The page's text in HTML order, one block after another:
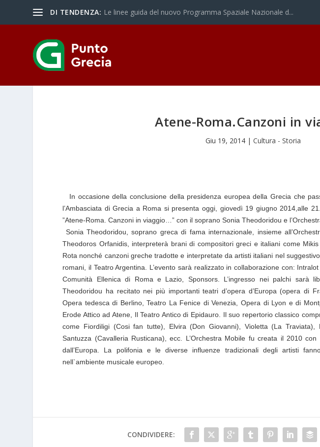
DI TENDENZA: Le linee guida del nuovo Programma Spaziale Nazionale d...
Atene-Roma.Canzoni in
Giu 19, 2014| Cultura - Storia
In occasione della conclusione della presidenza europea della Grecia che
l’Ambasciata di Grecia a Roma si presenta oggi, giovedì 19 giugno 2014,alle
”Atene-Roma. Canzoni in viaggio…”con il soprano Sonia Theodoridou e
Sonia Theodoridou, soprano greca di fama internazionale, insieme
Theodoros Orfanidis, interpreterà brani di compositori greci e italiani come
Rota nonché canzoni greche tradotte e interpretate da artisti italiani nel
romani, il Teatro Argentina. L’evento sarà realizzato in collaborazione con:
Comunità Ellenica di Roma e Lazio, Sponsors. L’ingresso nei palchi sarà
Theodoridou ha recitato nei più importanti teatri d’opera d’Europa (opera di
Opera tedesca di Berlino, Teatro La Fenice di Venezia, Opera di Lyon e di
Erode Attico ad Atene, Il Teatro Antico di Epidauro. Il suo repertorio classico
come Fiordiligi (Cosi fan tutte), Elvira (Don Giovanni), Violetta (La Traviata),
Santuzza (Cavalleria Rusticana), ecc. L’Orchestra Mobile fu creata il 2010
dall’Europa. La polifonia e le diverse influenze tradizionali degli artisti
nell`ambiente musicale europeo.
CONDIVIDERE: